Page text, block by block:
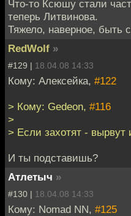
Что-то Ксюшу стали
теперь Литвинова.
Тяжело, наверное, быть
RedWolf »
#129 | 18.04.08 14:33
Кому: Алексейка, #122
> Кому: Gedeon, #116
>
> Если захотят - вырвут
И ты подставишь?
Атлетыч »
#130 | 18.04.08 14:33
Кому: Nomad NN, #125